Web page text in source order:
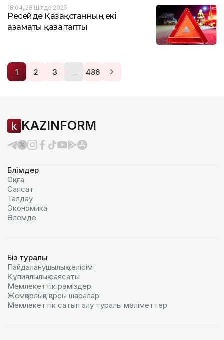
18:04, 28 Шілде 2026
Ресейде Қазақстанның екі
азаматы қаза тапты
1 2 3 … 486
KAZINFORM
Бөлімдер
Оқиға
Саясат
Талдау
Экономика
Әлемде
Біз туралы
Пайдаланушылық келiciм
Құпиялылық саясаты
Мемлекеттік рәміздер
Жемқорлыққа қарсы шаралар
Мемлекеттік сатып алу туралы мәлiметтер